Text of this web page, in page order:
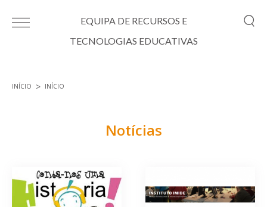
EQUIPA DE RECURSOS E
TECNOLOGIAS EDUCATIVAS
INÍCIO INÍCIO
Notícias
Páginas